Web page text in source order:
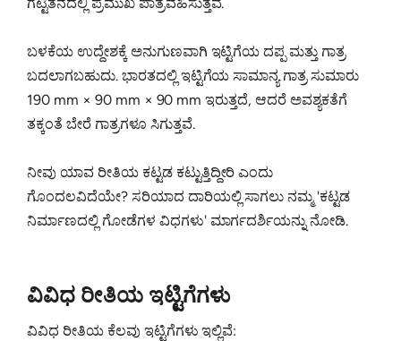
ಬಳಕೆಯ ಉದ್ದೇಶಕ್ಕೆ ಅನುಗುಣವಾಗಿ ಇಟ್ಟಿಗೆಯ ದಪ್ಪ ಮತ್ತು ಗಾತ್ರ
ಬದಲಾಗಬಹುದು. ಭಾರತದಲ್ಲಿ ಇಟ್ಟಿಗೆಯ ಸಾಮಾನ್ಯ ಗಾತ್ರ ಸುಮಾರು
190 mm × 90 mm × 90 mm ಇರುತ್ತದೆ, ಆದರೆ ಅವಶ್ಯಕತೆಗೆ
ತಕ್ಕಂತೆ ಬೇರೆ ಗಾತ್ರಗಳೂ ಸಿಗುತ್ತವೆ.
ನೀವು ಯಾವ ರೀತಿಯ ಕಟ್ಟಡ ಕಟ್ಟುತ್ತಿದ್ದೀರಿ ಎಂದು
ಗೊಂದಲವಿದೆಯೇ? ಸರಿಯಾದ ದಾರಿಯಲ್ಲಿ ಸಾಗಲು ನಮ್ಮ 'ಕಟ್ಟಡ
ನಿರ್ಮಾಣದಲ್ಲಿ ಗೋಡೆಗಳ ವಿಧಗಳು' ಮಾರ್ಗದರ್ಶಿಯನ್ನು ನೋಡಿ.
ವಿವಿಧ ರೀತಿಯ ಇಟ್ಟಿಗೆಗಳು
ವಿವಿಧ ರೀತಿಯ ಕೆಲವು ಇಟ್ಟಿಗೆಗಳು ಇಲ್ಲಿವೆ: